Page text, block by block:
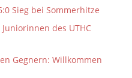
Sieg bei Sommerhitze
des UTHC
Gegnern: Willkommen